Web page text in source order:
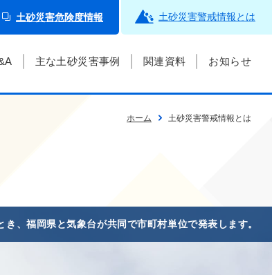
土砂災害危険度情報 土砂災害警戒情報とは
主な土砂災害事例 関連資料 お知らせ
ホーム 土砂災害警戒情報とは
、福岡県と気象台が共同で市町村単位で発表します。